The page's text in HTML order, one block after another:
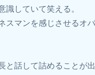
識していて笑える。
マンを感じさせるオバ
話して詰めることが